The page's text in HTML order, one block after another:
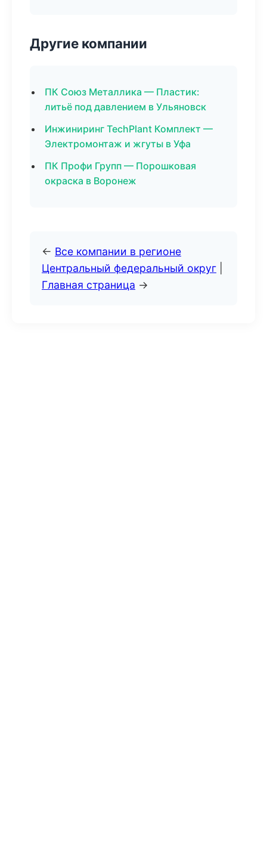
Другие компании
ПК Союз Металлика — Пластик:
литьё под давлением в Ульяновск
Инжиниринг TechPlant Комплект —
Электромонтаж и жгуты в Уфа
ПК Профи Групп — Порошковая
окраска в Воронеж
← Все компании в регионе
Центральный федеральный округ
Главная страница →